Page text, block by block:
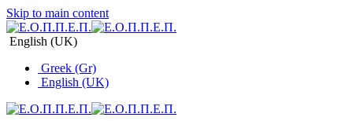
Skip to main content
English (UK)
Greek (Gr)
English (UK)